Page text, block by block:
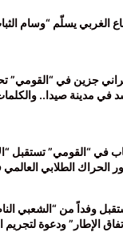
الغربي يسلّم “وسام
جزين في “القومي”
في مدينة صيدا..
في “القومي” تستقبل
الحراك الطلابي
وفداً من “الشعبي
الإطار” ودعوة لتجريم